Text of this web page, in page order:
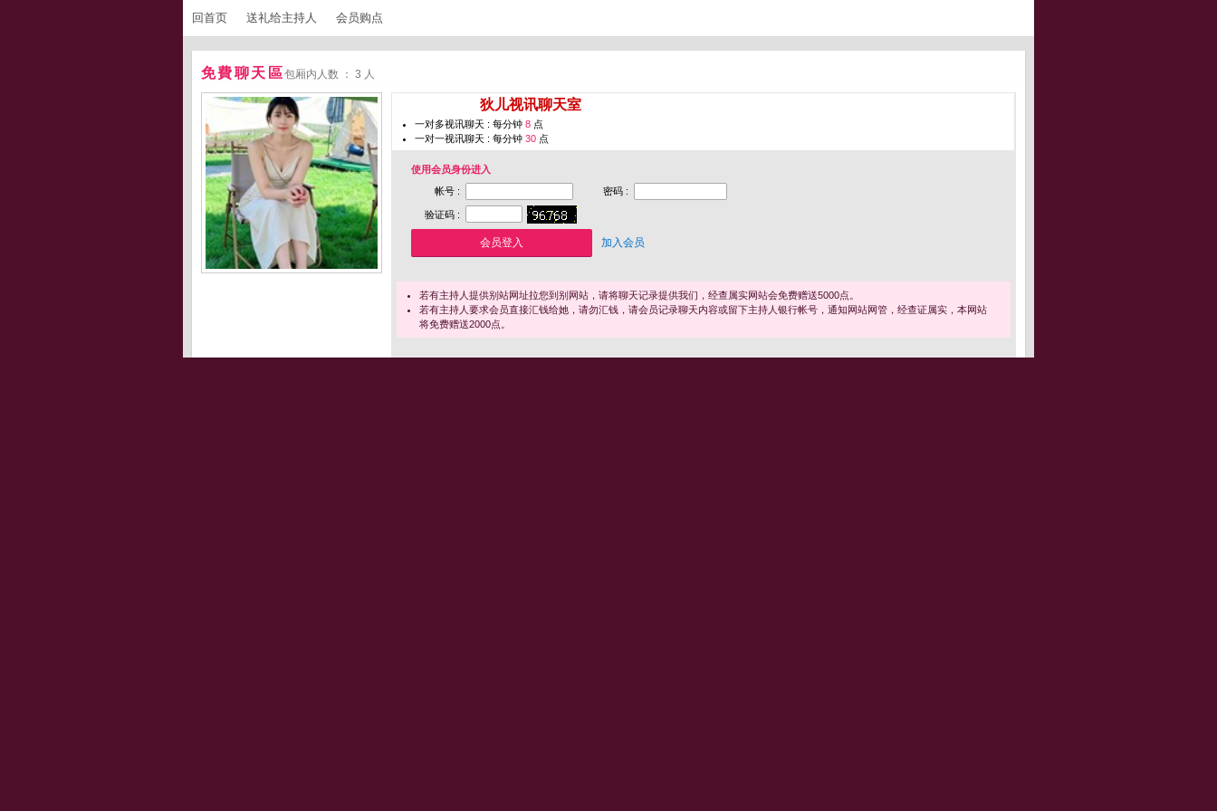
回首页 送礼给主持人 会员购点
免費聊天區包厢内人数 ： 3 人
狄儿视讯聊天室
一对多视讯聊天 : 每分钟 8 点
一对一视讯聊天 : 每分钟 30 点
使用会员身份进入
帐号 :
密码 :
验证码 :
加入会员
若有主持人提供别站网址拉您到别网站，请将聊天记录提供我们，经查属实网站会免费赠送5000点。
若有主持人要求会员直接汇钱给她，请勿汇钱，请会员记录聊天内容或留下主持人银行帐号，通知网站网管，经查证属实，本网站
将免费赠送2000点。